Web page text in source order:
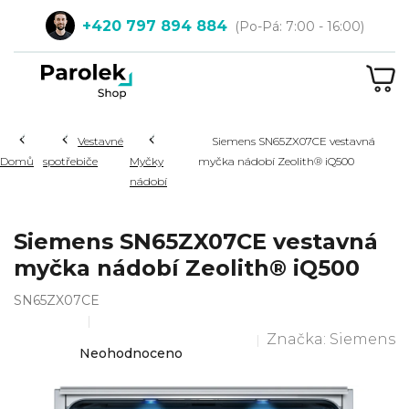
obsah
+420 797 894 884
Hledat
Domů
Vestavné
spotřebiče
Myčky
nádobí
Siemens SN65ZX07CE vestavná
myčka nádobí Zeolith® iQ500
Siemens SN65ZX07CE vestavná
myčka nádobí Zeolith® iQ500
SN65ZX07CE
hodnocení
je
Neohodnoceno
Značka: Siemens